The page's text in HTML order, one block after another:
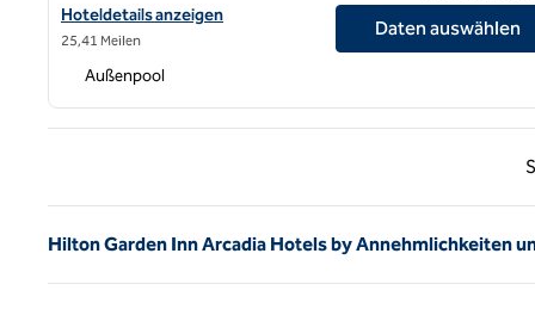
Hoteldetails für das Hilton Garden Inn Los Angeles Marina Del Rey
Hoteldetails anzeigen
25,41 Meilen
Daten auswählen
Außenpool
Hilton Garden Inn Arcadia Hotels by Annehmlichkeiten